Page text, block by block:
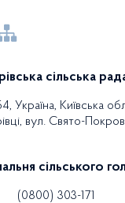
сільська
Україна, Київська
вул. Свято-
сільського
(0800) 303-171